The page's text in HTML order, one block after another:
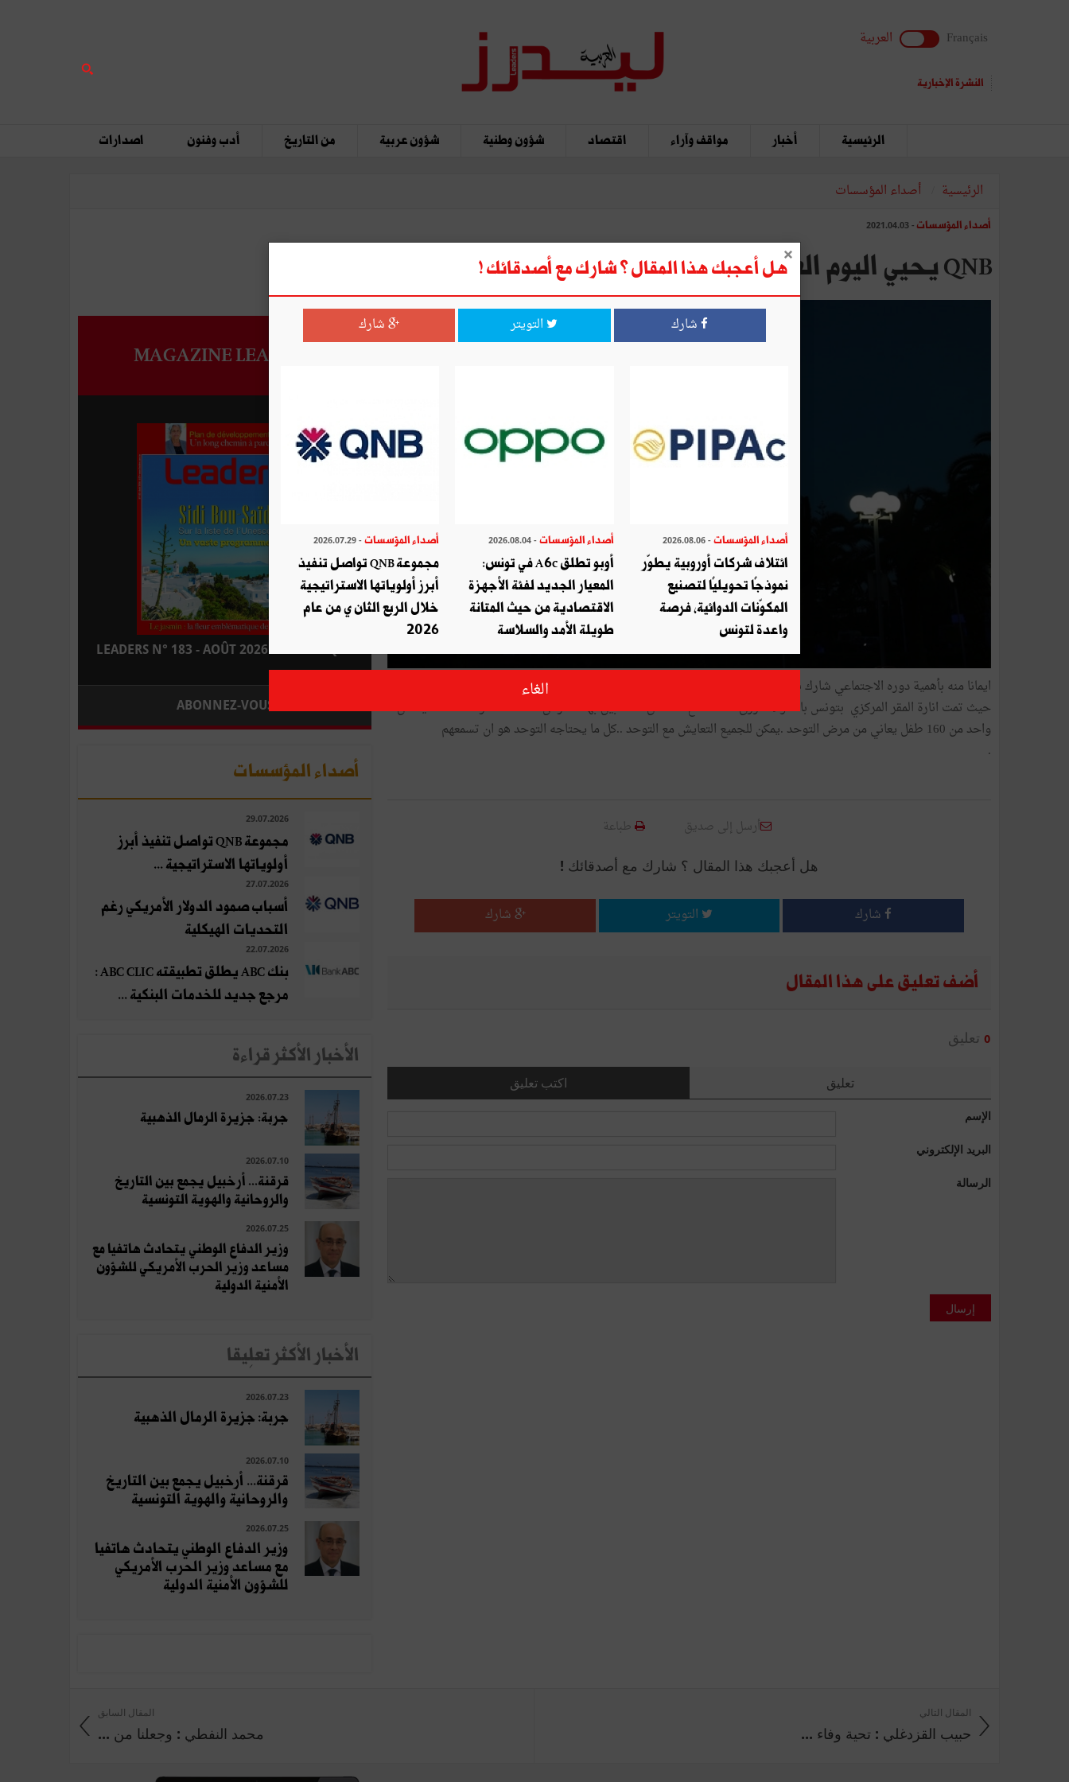
Français العربية
النشرة الإخبارية
الرئيسية أخبار مواقف وآراء اقتصاد شؤون وطنية شؤون عربية من التاريخ أدب وفنون اصدارات
الرئيسية أصداء المؤسسات
أصداء المؤسسات - 2021.04.03
QNB يحيي اليوم العالمي لمرض التوحد
ايمانا منه بأهمية دوره الاجتماعي شارك بنك QNB يوم 02 افريل عبر مقراته في انحاء العالم في اليوم العالمي لمرض التوحد
حيث تمت انارة المقر المركزي بتونس بالضوء الأزرق تضامنا مع الأطفال المصابين بهذا المرض .كشفت الدراسات الحديثة ان
واحد من 160 طفل يعاني من مرض التوحد .يمكن للجميع التعايش مع التوحد ..كل ما يحتاجه التوحد هو ان تسمعهم
.
أرسل إلى صديق طباعة
هل أعجبك هذا المقال ؟ شارك مع أصدقائك !
شارك التويتر شارك
أضف تعليق على هذا المقال
0 تعليق
اكتب تعليق تعليق
الإسم
البريد الإلكتروني
الرسالة
إرسال
MAGAZINE LEADERS
LEADERS N° 183 - AOÛT 2026 : EN KIOSQUE
ABONNEZ-VOUS
أصداء المؤسسات
29.07.2026
مجموعة QNB تواصل تنفيذ أبرز
أولوياتها الاستراتيجية ...
27.07.2026
أسباب صمود الدولار الأمريكي رغم
التحديات الهيكلية
22.07.2026
بنك ABC يطلق تطبيقته ABC CLIC :
مرجع جديد للخدمات البنكية ...
الأخبار الأكثر قراءة
2026.07.23
جربة: جزيرة الرمال الذهبية
2026.07.10
قرقنة... أرخبيل يجمع بين التاريخ
والروحانية والهوية التونسية
2026.07.25
وزير الدفاع الوطني يتحادث هاتفيا مع
مساعد وزير الحرب الأمريكي للشؤون
الأمنية الدولية
الأخبار الأكثر تعلِيقا
2026.07.23
جربة: جزيرة الرمال الذهبية
2026.07.10
قرقنة... أرخبيل يجمع بين التاريخ
والروحانية والهوية التونسية
2026.07.25
وزير الدفاع الوطني يتحادث هاتفيا
مع مساعد وزير الحرب الأمريكي
للشؤون الأمنية الدولية
المقال السابق
محمد النفطي : وجعلنا من ...
المقال التالي
حبيب القزدغلي : تحية وفاء ...
هل أعجبك هذا المقال ؟ شارك مع أصدقائك !
شارك التويتر شارك
أصداء المؤسسات - 2026.08.06
ائتلاف شركات أوروبية يطوّر
نموذجًا تحويليًا لتصنيع
المكوّنات الدوائية، فرصة
واعدة لتونس
أصداء المؤسسات - 2026.08.04
أوبو تطلق A6c في تونس:
المعيار الجديد لفئة الأجهزة
الاقتصادية من حيث المتانة
طويلة الأمد والسلاسة
أصداء المؤسسات- 2026.07.29
مجموعة QNB تواصل تنفيذ
أبرز أولوياتها الاستراتيجية
خلال الربع الثان ي من عام
2026
الغاء